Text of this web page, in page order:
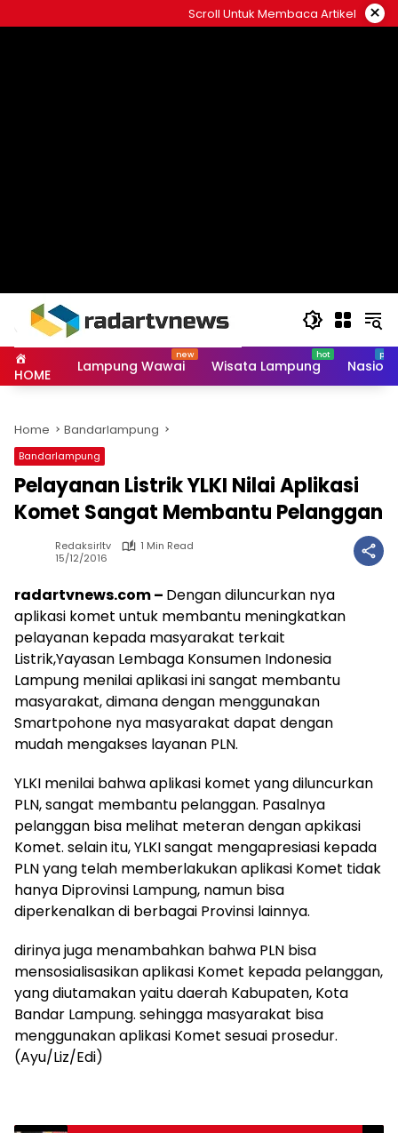
to
Scroll Untuk Membaca Artikel ×
HOME Lampung Wawai Wisata Lampung
Home Bandarlampung
Bandarlampung
Pelayanan Listrik YLKI Nilai Aplikasi
Komet Sangat Membantu Pelanggan
Redaksirltv
1 Min Read
15/12/2016
radartvnews.com – Dengan diluncurkan nya
aplikasi komet untuk membantu meningkatkan
pelayanan kepada masyarakat terkait
Listrik,Yayasan Lembaga Konsumen Indonesia
Lampung menilai aplikasi ini sangat membantu
masyarakat, dimana dengan menggunakan
Smartpohone nya masyarakat dapat dengan
mudah mengakses layanan PLN.
YLKI menilai bahwa aplikasi komet yang diluncurkan
PLN, sangat membantu pelanggan. Pasalnya
pelanggan bisa melihat meteran dengan apkikasi
Komet. selain itu, YLKI sangat mengapresiasi kepada
PLN yang telah memberlakukan aplikasi Komet tidak
hanya Diprovinsi Lampung, namun bisa
diperkenalkan di berbagai Provinsi lainnya.
dirinya juga menambahkan bahwa PLN bisa
mensosialisasikan aplikasi Komet kepada pelanggan,
yang diutamakan yaitu daerah Kabupaten, Kota
Bandar Lampung. sehingga masyarakat bisa
menggunakan aplikasi Komet sesuai prosedur.
(Ayu/Liz/Edi)